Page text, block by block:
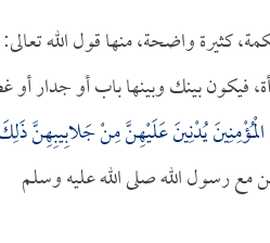
كثيرة واضحة، منها قول الله
فيكون بينك وبينها باب أو جدار أو
يُدْنِينَ عَلَيْهِنَّ مِنْ جَلابِيبِهِنَّ
مع رسول الله صلى الله عليه وسلم